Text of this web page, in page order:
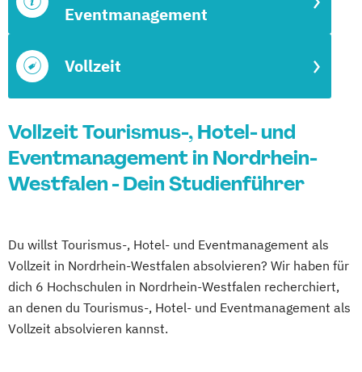
Vollzeit
Eventmanagement
Vollzeit Tourismus-, Hotel- und
Eventmanagement in Nordrhein-
Westfalen - Dein Studienführer
Du willst Tourismus-, Hotel- und Eventmanagement als
Vollzeit in Nordrhein-Westfalen absolvieren? Wir haben für
dich 6 Hochschulen in Nordrhein-Westfalen recherchiert,
an denen du Tourismus-, Hotel- und Eventmanagement als
Vollzeit absolvieren kannst.